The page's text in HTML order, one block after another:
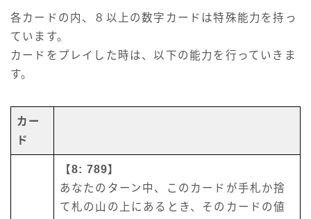
各カードの内、８以上の数字カードは特殊能力を持っ
ています。
カードをプレイした時は、以下の能力を行っていきま
す。
カー
ド
【8: 789】
あなたのターン中、このカードが手札か捨
て札の山の上にあるとき、そのカードの値